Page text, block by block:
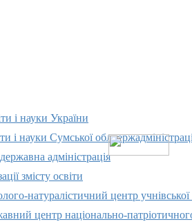
і науки України
і науки Сумської
адміністрація
змісту освіти
натуралістичний центр учнівської
центр національно-